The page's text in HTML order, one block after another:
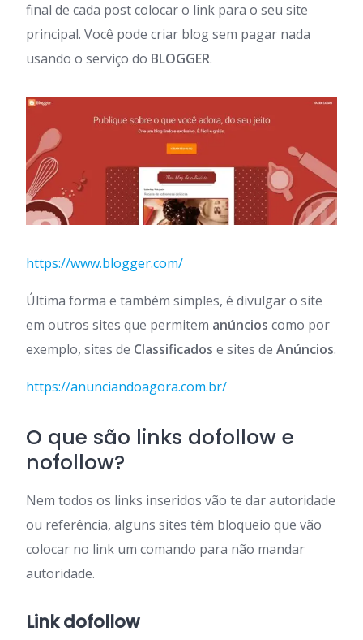
final de cada post colocar o link para o seu site
principal. Você pode criar blog sem pagar nada
usando o serviço do BLOGGER.
https://www.blogger.com/
Última forma e também simples, é divulgar o site
em outros sites que permitem anúncios como por
exemplo, sites de Classificados e sites de Anúncios.
https://anunciandoagora.com.br/
O que são links dofollow e
nofollow?
Nem todos os links inseridos vão te dar autoridade
ou referência, alguns sites têm bloqueio que vão
colocar no link um comando para não mandar
autoridade.
Link dofollow